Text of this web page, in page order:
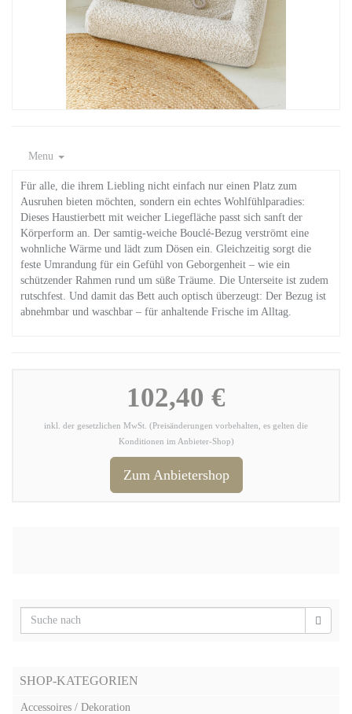
Menu
Für alle, die ihrem Liebling nicht einfach nur einen Platz zum
Ausruhen bieten möchten, sondern ein echtes Wohlfühlparadies:
Dieses Haustierbett mit weicher Liegefläche passt sich sanft der
Körperform an. Der samtig-weiche Bouclé-Bezug verströmt eine
wohnliche Wärme und lädt zum Dösen ein. Gleichzeitig sorgt die
feste Umrandung für ein Gefühl von Geborgenheit – wie ein
schützender Rahmen rund um süße Träume. Die Unterseite ist zudem
rutschfest. Und damit das Bett auch optisch überzeugt: Der Bezug ist
abnehmbar und waschbar – für anhaltende Frische im Alltag.
102,40 €
inkl. der gesetzlichen MwSt. (Preisänderungen vorbehalten, es gelten die
Konditionen im Anbieter-Shop)
Zum Anbietershop
SHOP-KATEGORIEN
Accessoires / Dekoration